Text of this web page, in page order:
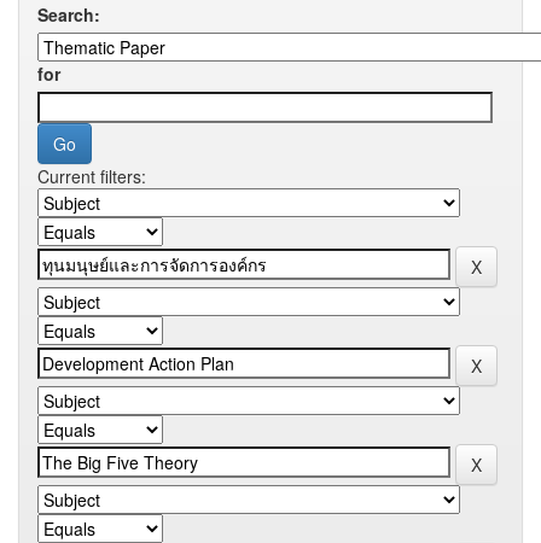
Search:
for
Current filters: